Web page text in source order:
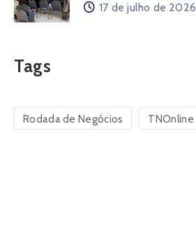
17 de julho de 2026
Tags
Rodada de Negócios TNOnline